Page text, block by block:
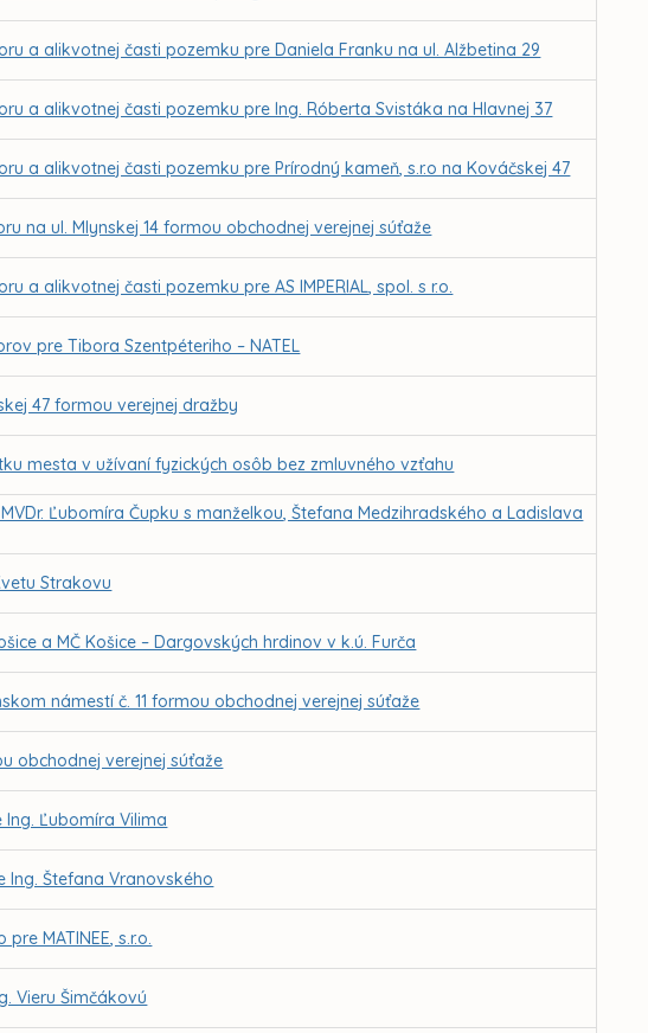
a alikvotnej časti pozemku pre Daniela Franku na ul. Alžbetina 29
a alikvotnej časti pozemku pre Ing. Róberta Svistáka na Hlavnej 37
a alikvotnej časti pozemku pre Prírodný kameň, s.r.o na Kováčskej 47
na ul. Mlynskej 14 formou obchodnej verejnej súťaže
a alikvotnej časti pozemku pre AS IMPERIAL, spol. s r.o.
pre Tibora Szentpéteriho – NATEL
47 formou verejnej dražby
mesta v užívaní fyzických osôb bez zmluvného vzťahu
Ľubomíra Čupku s manželkou, Štefana Medzihradského a Ladislava
Strakovu
a MČ Košice – Dargovských hrdinov v k.ú. Furča
námestí č. 11 formou obchodnej verejnej súťaže
obchodnej verejnej súťaže
Ľubomíra Vilima
Ing. Štefana Vranovského
MATINEE, s.r.o.
Vieru Šimčákovú